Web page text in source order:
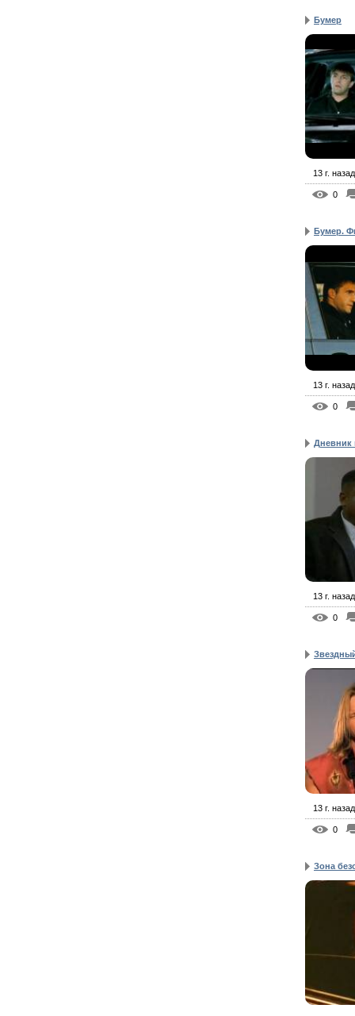
Бумер
13 г. назад
0
Бумер.
13 г. назад
0
Дневник
13 г. назад
0
13 г. назад
0
Зона